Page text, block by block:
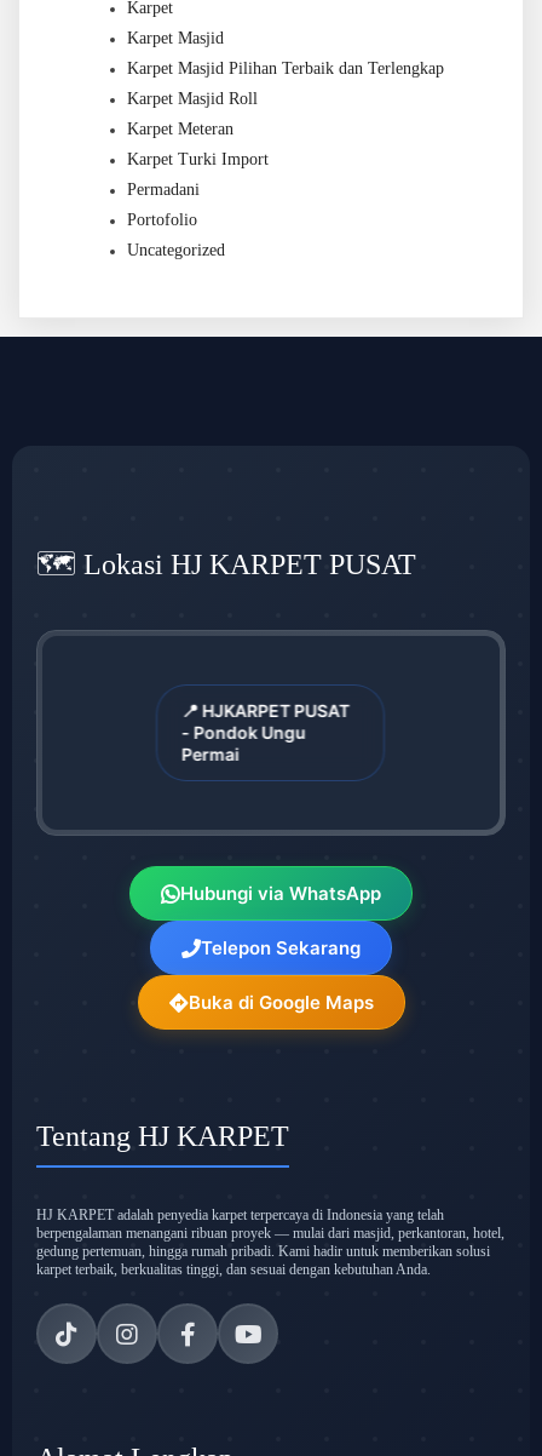
Karpet
Karpet Masjid
Karpet Masjid Pilihan Terbaik dan Terlengkap
Karpet Masjid Roll
Karpet Meteran
Karpet Turki Import
Permadani
Portofolio
Uncategorized
🗺️ Lokasi HJ KARPET PUSAT
📍 HJKARPET PUSAT
- Pondok Ungu
Permai
Hubungi via WhatsApp
Telepon Sekarang
Buka di Google Maps
Tentang HJ KARPET
HJ KARPET adalah penyedia karpet terpercaya di Indonesia yang telah
berpengalaman menangani ribuan proyek — mulai dari masjid, perkantoran, hotel,
gedung pertemuan, hingga rumah pribadi. Kami hadir untuk memberikan solusi
karpet terbaik, berkualitas tinggi, dan sesuai dengan kebutuhan Anda.